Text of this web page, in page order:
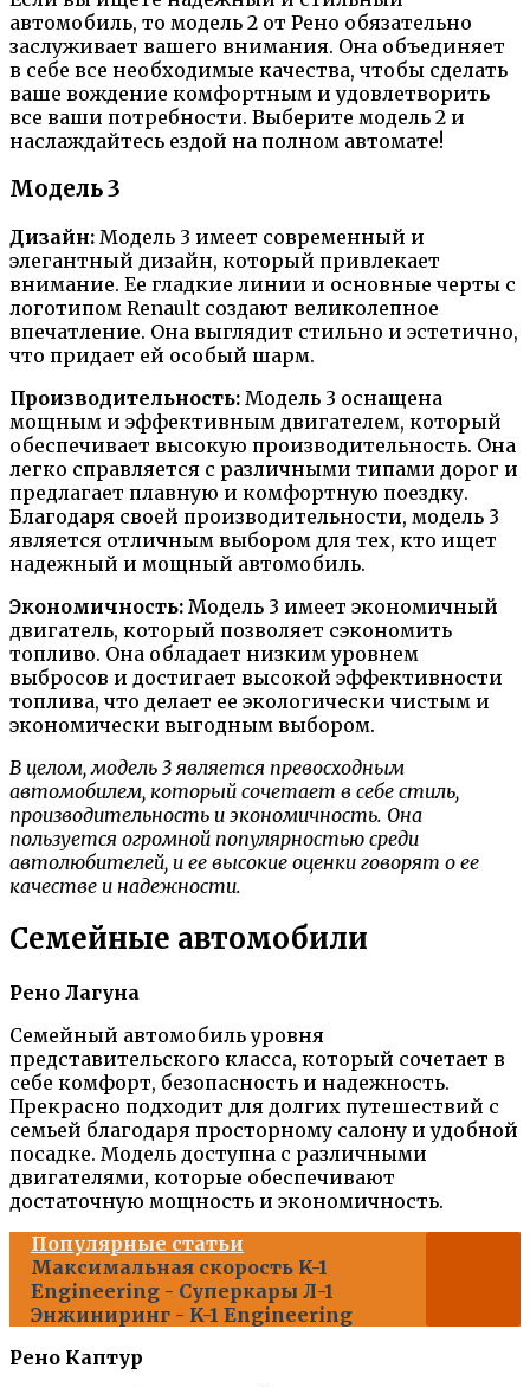
автомобиль, то модель 2 от Рено обязательно
заслуживает вашего внимания. Она объединяет
в себе все необходимые качества, чтобы сделать
ваше вождение комфортным и удовлетворить
все ваши потребности. Выберите модель 2 и
наслаждайтесь ездой на полном автомате!
Модель 3
Дизайн: Модель 3 имеет современный и
элегантный дизайн, который привлекает
внимание. Ее гладкие линии и основные черты с
логотипом Renault создают великолепное
впечатление. Она выглядит стильно и эстетично,
что придает ей особый шарм.
Производительность: Модель 3 оснащена
мощным и эффективным двигателем, который
обеспечивает высокую производительность. Она
легко справляется с различными типами дорог и
предлагает плавную и комфортную поездку.
Благодаря своей производительности, модель 3
является отличным выбором для тех, кто ищет
надежный и мощный автомобиль.
Экономичность: Модель 3 имеет экономичный
двигатель, который позволяет сэкономить
топливо. Она обладает низким уровнем
выбросов и достигает высокой эффективности
топлива, что делает ее экологически чистым и
экономически выгодным выбором.
В целом, модель 3 является превосходным
автомобилем, который сочетает в себе стиль,
производительность и экономичность. Она
пользуется огромной популярностью среди
автолюбителей, и ее высокие оценки говорят о ее
качестве и надежности.
Семейные автомобили
Рено Лагуна
Семейный автомобиль уровня
представительского класса, который сочетает в
себе комфорт, безопасность и надежность.
Прекрасно подходит для долгих путешествий с
семьей благодаря просторному салону и удобной
посадке. Модель доступна с различными
двигателями, которые обеспечивают
достаточную мощность и экономичность.
Популярные статьи
Максимальная скорость K-1
Engineering - Суперкары Л-1
Энжиниринг - K-1 Engineering
Рено Каптур